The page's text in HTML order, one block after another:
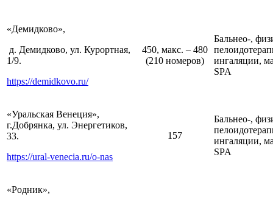
«Демидково»,
д. Демидково, ул. Курортная,
1/9.
https://demidkovo.ru/
450, макс. – 480
(210 номеров)
Бальнео-,
ингаляции,
SPA
«Уральская Венеция»,
г.Добрянка, ул. Энергетиков,
33.
https://ural-venecia.ru/o-nas
157
Бальнео-,
ингаляции,
SPA
«Родник»,